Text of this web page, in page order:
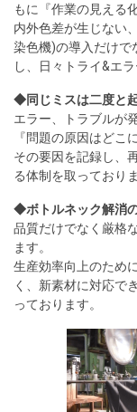
もに『作業の見える
内外色差が生じない
染色機)の導入だけで
し、日々トライ&エ
◆同じミスは二度と
エラー、トラブルが
『問題の原因はどこ
その要因を記録し、
る体制を取っておりま
◆ボトルネック解消
品質だけでなく厳格
ます。
生産効率向上のため
く、新素材に対応で
っております。